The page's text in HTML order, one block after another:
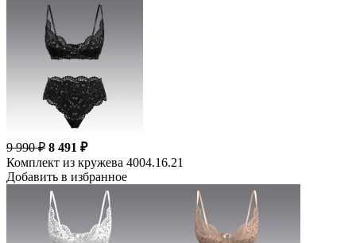
9 990 ₽ 8 491 ₽
Комплект из кружева 4004.16.21
Добавить в избранное